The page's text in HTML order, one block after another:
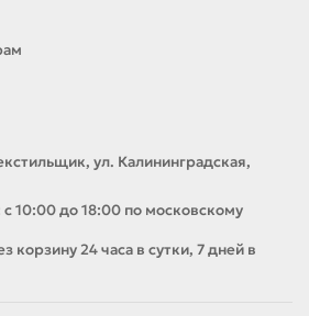
ул. Калининградская,
10:00 до 18:00 по московскому
корзину 24 часа в сутки, 7 дней в